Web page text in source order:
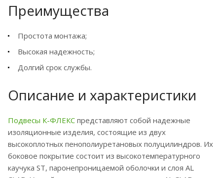
Преимущества
Простота монтажа;
Высокая надежность;
Долгий срок службы.
Описание и характеристики
Подвесы К-ФЛЕКС представляют собой надежные
изоляционные изделия, состоящие из двух
высокоплотных пенополиуретановых полуцилиндров. Их
боковое покрытие состоит из высокотемпературного
каучука ST, паронепроницаемой оболочки и слоя AL